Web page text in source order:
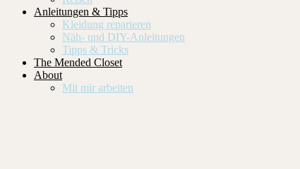
Anleitungen & Tipps
Kleidung reparieren
Näh- und DIY-Anleitungen
Tipps & Tricks
The Mended Closet
About
Mit mir arbeiten